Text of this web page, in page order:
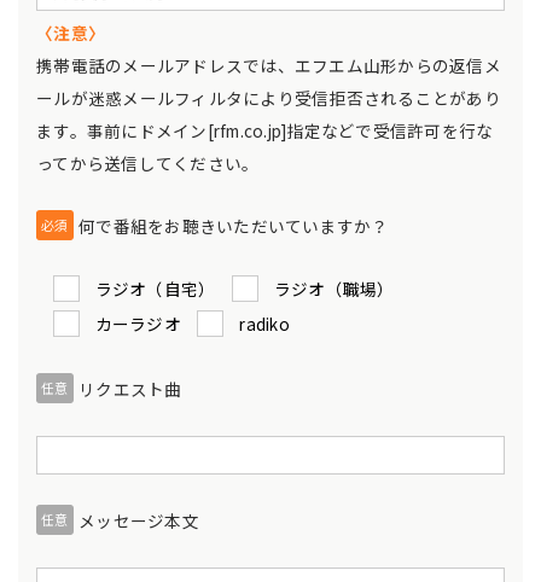
〈注意〉
携帯電話のメールアドレスでは、エフエム山形からの返信メ
ールが迷惑メールフィルタにより受信拒否されることがあり
ます。事前にドメイン[rfm.co.jp]指定などで受信許可を行な
ってから送信してください。
必須 何で番組をお聴きいただいていますか？
ラジオ（自宅）
ラジオ（職場）
カーラジオ
radiko
任意 リクエスト曲
任意 メッセージ本文